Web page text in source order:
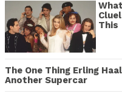
This
The One Thing Erling
Another Supercar